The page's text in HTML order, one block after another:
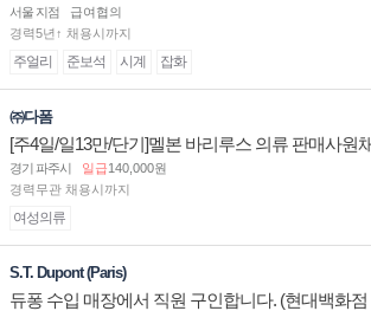
서울 지점
급여협의
경력5년↑ 채용시까지
주얼리 준보석 시계 잡화
㈜다폼
[주4일/일13만/단기]멜본 바리루스 의류 판매사원
경기 파주시 일급140,000원
경력무관 채용시까지
여성의류
S.T. Dupont (Paris)
듀퐁 수입 매장에서 직원 구인합니다. (현대백화